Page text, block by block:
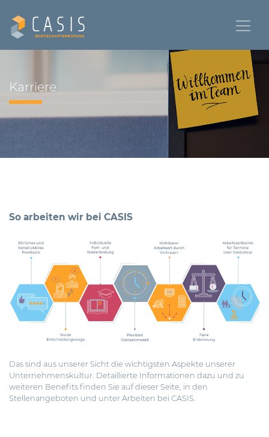
Karriere
So arbeiten wir bei CASIS
Das sind aus unserer Sicht die wichtigsten Aspekte unserer
Unternehmenskultur. Detaillierte Informationen dazu und zu
weiteren Benefits finden Sie auf dieser Seite, in den
Stellenangeboten und unter Arbeiten bei CASIS.